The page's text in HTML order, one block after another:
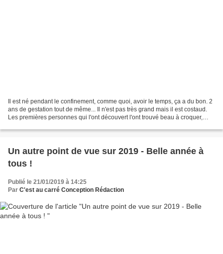
Il est né pendant le confinement, comme quoi, avoir le temps, ça a du bon. 2
ans de gestation tout de même... Il n'est pas très grand mais il est costaud.
Les premières personnes qui l'ont découvert l'ont trouvé beau à croquer,
Un autre point de vue sur 2019 - Belle année à
tous !
Publié le 21/01/2019 à 14:25
Par C'est au carré Conception Rédaction